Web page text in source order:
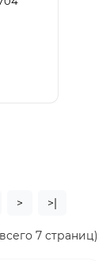
> >|
7 страниц)